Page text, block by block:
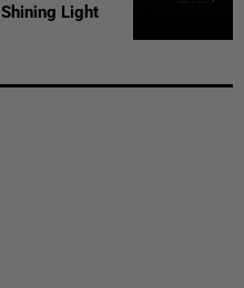
Shining Light